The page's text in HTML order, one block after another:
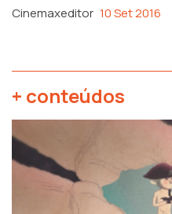
Cinemaxeditor 10 Set 2016
+ conteúdos